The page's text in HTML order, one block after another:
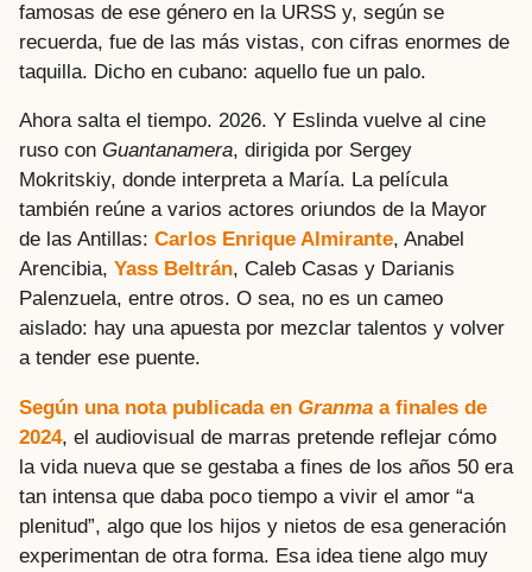
famosas de ese género en la URSS y, según se
recuerda, fue de las más vistas, con cifras enormes de
taquilla. Dicho en cubano: aquello fue un palo.
Ahora salta el tiempo. 2026. Y Eslinda vuelve al cine
ruso con Guantanamera, dirigida por Sergey
Mokritskiy, donde interpreta a María. La película
también reúne a varios actores oriundos de la Mayor
de las Antillas: Carlos Enrique Almirante, Anabel
Arencibia, Yass Beltrán, Caleb Casas y Darianis
Palenzuela, entre otros. O sea, no es un cameo
aislado: hay una apuesta por mezclar talentos y volver
a tender ese puente.
Según una nota publicada en Granma a finales de
2024, el audiovisual de marras pretende reflejar cómo
la vida nueva que se gestaba a fines de los años 50 era
tan intensa que daba poco tiempo a vivir el amor “a
plenitud”, algo que los hijos y nietos de esa generación
experimentan de otra forma. Esa idea tiene algo muy